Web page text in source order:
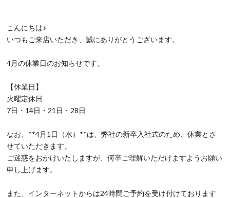
こんにちは♪
いつもご来店いただき、誠にありがとうございます。
4月の休業日のお知らせです。
【休業日】
火曜定休日
7日・14日・21日・28日
なお、**4月1日（水）**は、弊社の新卒入社式のため、休業とさ
せていただきます。
ご迷惑をおかけいたしますが、何卒ご理解いただけますようお願い
申し上げます。
また、インターネットからは24時間ご予約を受け付けております